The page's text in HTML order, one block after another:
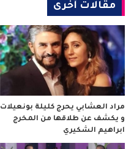
مقالات أخرى
مراد العشابي يحرج كليلة بونعيلات
و يكشف عن طلاقها من المخرج
ابراهيم الشكيري